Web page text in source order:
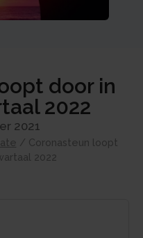
door in
2022
2021
/ Coronasteun loopt
2022